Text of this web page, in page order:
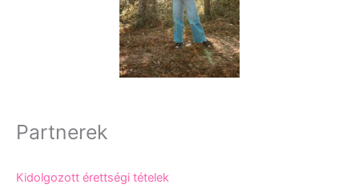
Partnerek
Kidolgozott érettségi tételek